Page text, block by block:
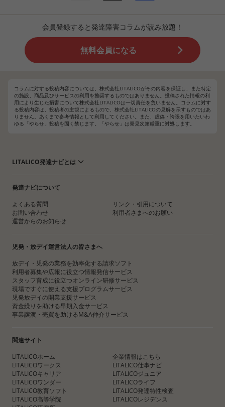
会員登録すると発達障害コラムが読み放題！
無料会員になる
コラムに対する投稿内容については、株式会社LITALICOがその内容を保証し、また特定
の施設、商品及びサービスの利用を推奨するものではありません。投稿された情報の利
用により生じた損害について株式会社LITALICOは一切責任を負いません。コラムに対す
る投稿内容は、投稿者の主観によるもので、株式会社LITALICOの見解を示すものではあ
りません。あくまで参考情報として利用してください。また、虚偽・誇張を用いたいわ
ゆる「やらせ」投稿を固く禁じます。「やらせ」は発見次第厳重に対処します。
LITALICO発達ナビとは
発達ナビについて
よくある質問
お問い合わせ
運営からのお知らせ
リンク・引用について
利用者さまへのお願い
児発・放デイ運営法人の皆さまへ
放デイ・児発の業務を効率化する請求ソフト
利用者募集や広報に役立つ情報発信サービス
スタッフ育成に役立つオンライン研修サービス
現場ですぐに使える支援プログラムサービス
児発放デイの開業支援サービス
資金繰りを助ける早期入金サービス
事業譲渡・売買を助けるM&A仲介サービス
関連サイト
LITALICOホーム
LITALICOワークス
LITALICOキャリア
LITALICOワンダー
LITALICO教育ソフト
LITALICO高等学院
企業情報はこちら
LITALICO仕事ナビ
LITALICOジュニア
LITALICOライフ
LITALICO発達特性検査
LITALICOレジデンス